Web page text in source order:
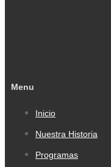
Menu
Inicio
Nuestra Historia
Programas